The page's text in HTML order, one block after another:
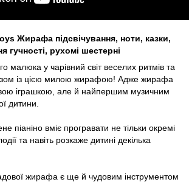
Жирафа підсвічування, ноти, казки,
гучності, рухомі шестерні
малюка у чарівний світ веселих ритмів та
із цією милою жирафою! Адже жирафа
іграшкою, але й найпершим музичним
дитини.
піаніно вміє програвати не тільки окремі
та навіть розкаже дитині декілька
жирафа є ще й чудовим інструментом